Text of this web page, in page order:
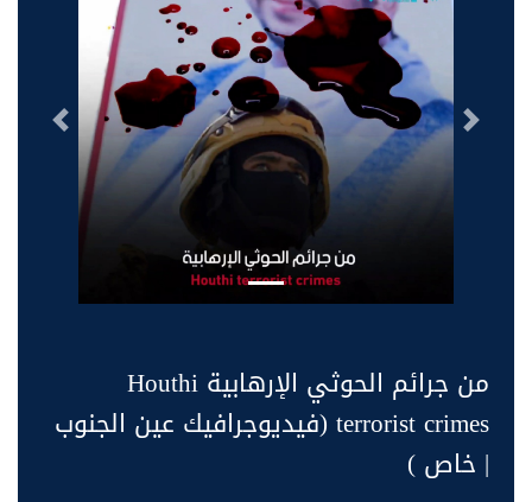
التالى السابق
من جرائم الحوثي الإرهابية Houthi
terrorist crimes (فيديوجرافيك عين الجنوب
| خاص )